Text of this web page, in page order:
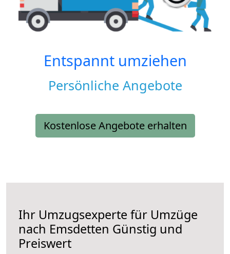
Entspannt umziehen
Persönliche Angebote
Kostenlose Angebote erhalten
Ihr Umzugsexperte für Umzüge
nach Emsdetten Günstig und
Preiswert